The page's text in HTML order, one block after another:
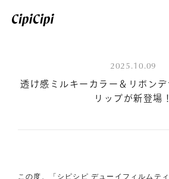
2025.10.09
透け感ミルキーカラー＆リボンデ
リップが新登場！
この度、「シピシピ デューイフィルムテ